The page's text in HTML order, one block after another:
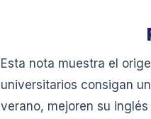
Esta nota muestra el
universitarios consigan
verano, mejoren su